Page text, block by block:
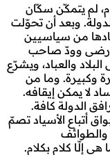
لم يتمكّن سكّان
وبعد أن تحوّلت
من سياسيين
رضى وودّ صاحب
والعباد، ويشرّع
وكبيرة. وما من
لا يمكن إيقافه.
الدولة كافة.
أتباع الأسياد تصمّ
إلّا كلام بكلام.